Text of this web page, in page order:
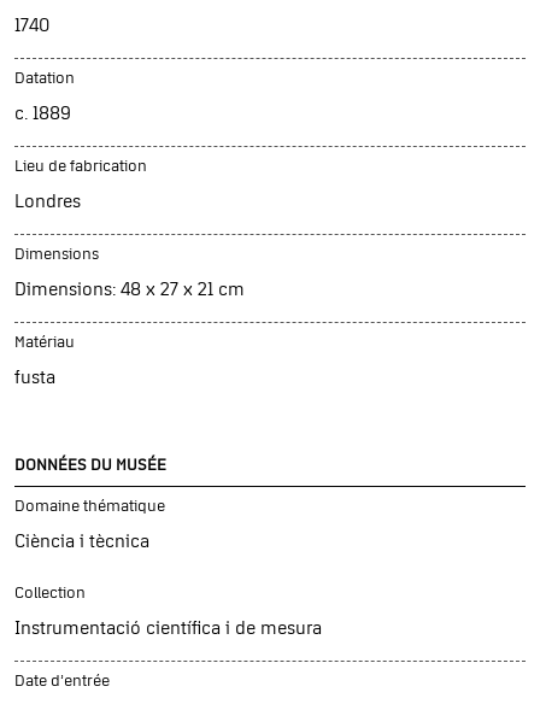
1740
Datation
c. 1889
Lieu de fabrication
Londres
Dimensions
Dimensions: 48 x 27 x 21 cm
Matériau
fusta
DONNÉES DU MUSÉE
Domaine thématique
Ciència i tècnica
Collection
Instrumentació científica i de mesura
Date d’entrée